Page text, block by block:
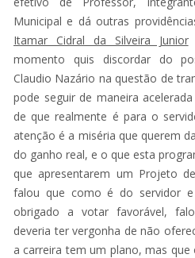
Municipal e dá outras
Itamar Cidral da Silveira Junior
momento quis discordar do
Claudio Nazário na questão de
pode seguir de maneira
de que realmente é para o
atenção é a miséria que querem
do ganho real, e o que esta
que apresentarem um Projeto
falou que como é do servidor
obrigado a votar favorável,
deveria ter vergonha de não
a carreira tem um plano, mas